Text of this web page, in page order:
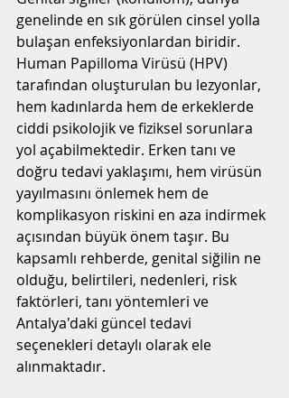
genelinde en sık görülen cinsel yolla
bulaşan enfeksiyonlardan biridir.
Human Papilloma Virüsü (HPV)
tarafından oluşturulan bu lezyonlar,
hem kadınlarda hem de erkeklerde
ciddi psikolojik ve fiziksel sorunlara
yol açabilmektedir. Erken tanı ve
doğru tedavi yaklaşımı, hem virüsün
yayılmasını önlemek hem de
komplikasyon riskini en aza indirmek
açısından büyük önem taşır. Bu
kapsamlı rehberde, genital siğilin ne
olduğu, belirtileri, nedenleri, risk
faktörleri, tanı yöntemleri ve
Antalya'daki güncel tedavi
seçenekleri detaylı olarak ele
alınmaktadır.